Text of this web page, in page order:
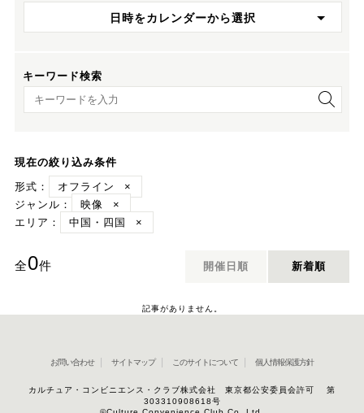
日時をカレンダーから選択
キーワード検索
キーワード検索
現在の絞り込み条件
形式：
オフライン
×
ジャンル：
映像
×
エリア：
中国・四国 ×
全0件 開催日順 新着順
記事がありません。
お問い合わせ サイトマップ このサイトについて 個人情報保護方針
カルチュア・コンビニエンス・クラブ株式会社 東京都公安委員会許可 第
303310908618号